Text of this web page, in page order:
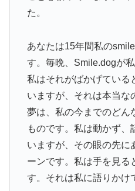
た。
あなたは15年間私の
す。毎晩、Smile.dogが
私はそれがばかげている
いますが、それは本当な
夢は、私の今までのどん
ものです。私は動かず、
いますが、その眼の先に
ーンです。私は手を見る
す。それは私に語りかけ